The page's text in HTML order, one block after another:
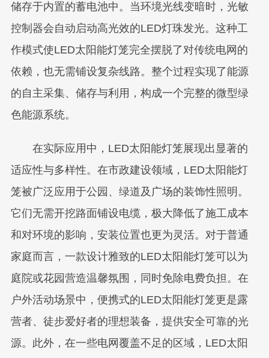
储存于内置的蓄电池中。当环境光线变暗时，光敏
控制器会自动启动高光效的LED灯珠发光。这种工
作模式使LED太阳能灯笼完全摆脱了对传统电网的
依赖，也无需铺设复杂线路。整个过程实现了能源
的自主采集、储存与利用，构成一个完整的微型绿
色能源系统。
在实际应用中，LED太阳能灯笼展现出显著的
适应性与多样性。在市政建设领域，LED太阳能灯
笼被广泛应用于公园、绿道及广场的装饰性照明。
它们无需开挖路面铺设电缆，极大降低了施工成本
和对环境的影响，安装位置也更为灵活。对于普通
家庭而言，一款设计雅致的LED太阳能灯笼可以为
庭院或花园营造温馨氛围，同时免除电费负担。在
户外活动场景中，便携式的LED太阳能灯笼更是露
营者、徒步爱好者的理想装备，提供安全可靠的光
源。此外，在一些电网覆盖不足的区域，LED太阳